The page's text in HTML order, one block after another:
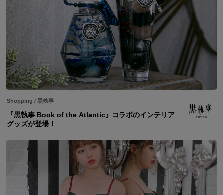
Shopping / 黒執事
『黒執事 Book of the Atlantic』コラボのインテリア
グッズが登場！